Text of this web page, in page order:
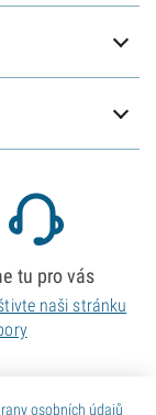
osobních údajů
tu pro vás
naši stránku